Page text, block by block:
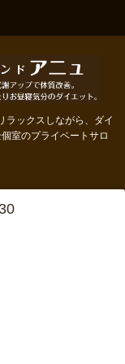
ラックスしながら、ダイ
室のプライベートサロ